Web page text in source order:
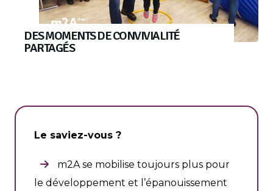
DES MOMENTS DE CONVIVIALITÉ
PARTAGÉS
Le saviez-vous ?
m2A se mobilise toujours plus pour
le développement et l’épanouissement